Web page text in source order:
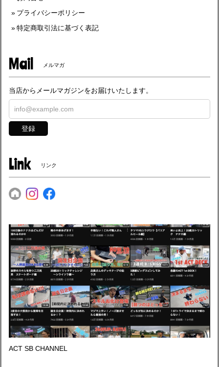
プライバシーポリシー
特定商取引法に基づく表記
Mail メルマガ
当店からメールマガジンをお届けいたします。
登録
Link リンク
ACT SB CHANNEL